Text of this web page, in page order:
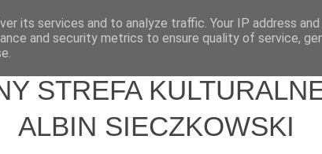
STREFA
ALBIN SIECZKOWSKI
its services and to analyze traffic. Your IP address
and security metrics to ensure quality of service,